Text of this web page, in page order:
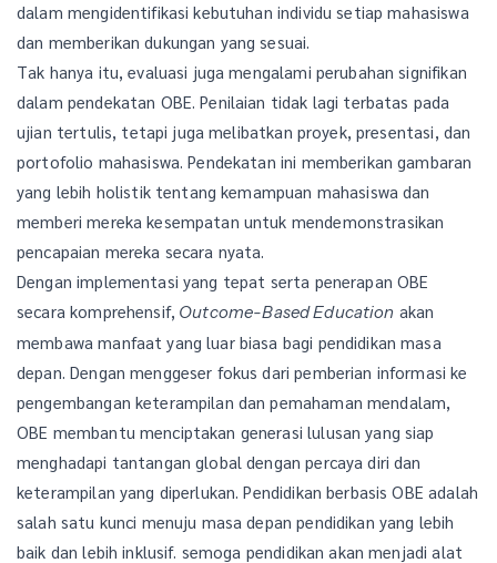
dalam mengidentifikasi kebutuhan individu setiap mahasiswa
dan memberikan dukungan yang sesuai.
Tak hanya itu, evaluasi juga mengalami perubahan signifikan
dalam pendekatan OBE. Penilaian tidak lagi terbatas pada
ujian tertulis, tetapi juga melibatkan proyek, presentasi, dan
portofolio mahasiswa. Pendekatan ini memberikan gambaran
yang lebih holistik tentang kemampuan mahasiswa dan
memberi mereka kesempatan untuk mendemonstrasikan
pencapaian mereka secara nyata.
Dengan implementasi yang tepat serta penerapan OBE
secara komprehensif, Outcome-Based Education akan
membawa manfaat yang luar biasa bagi pendidikan masa
depan. Dengan menggeser fokus dari pemberian informasi ke
pengembangan keterampilan dan pemahaman mendalam,
OBE membantu menciptakan generasi lulusan yang siap
menghadapi tantangan global dengan percaya diri dan
keterampilan yang diperlukan. Pendidikan berbasis OBE adalah
salah satu kunci menuju masa depan pendidikan yang lebih
baik dan lebih inklusif. semoga pendidikan akan menjadi alat